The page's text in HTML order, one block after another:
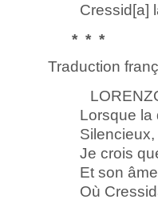
Cressid[a]
* * *
Traduction
Lorsque la
Je crois
Et son
Où